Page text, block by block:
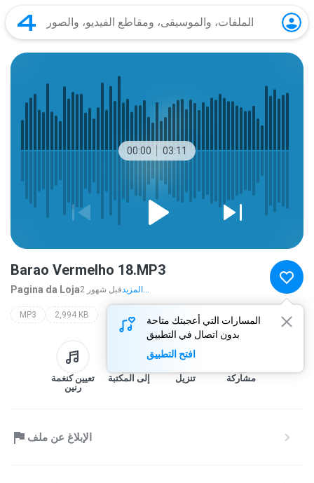
00:00 03:11
المسارات التي أعجبتك متاحة
بدون اتصال في التطبيق
افتح التطبيق
Barao Vermelho 18.MP3
Pagina da Loja 2 قبل شهور المزيد...
MP3 2,994 KB
تعيين كنغمة
رنين
إلى المكتبة تنزيل مشاركة
الإبلاغ عن ملف